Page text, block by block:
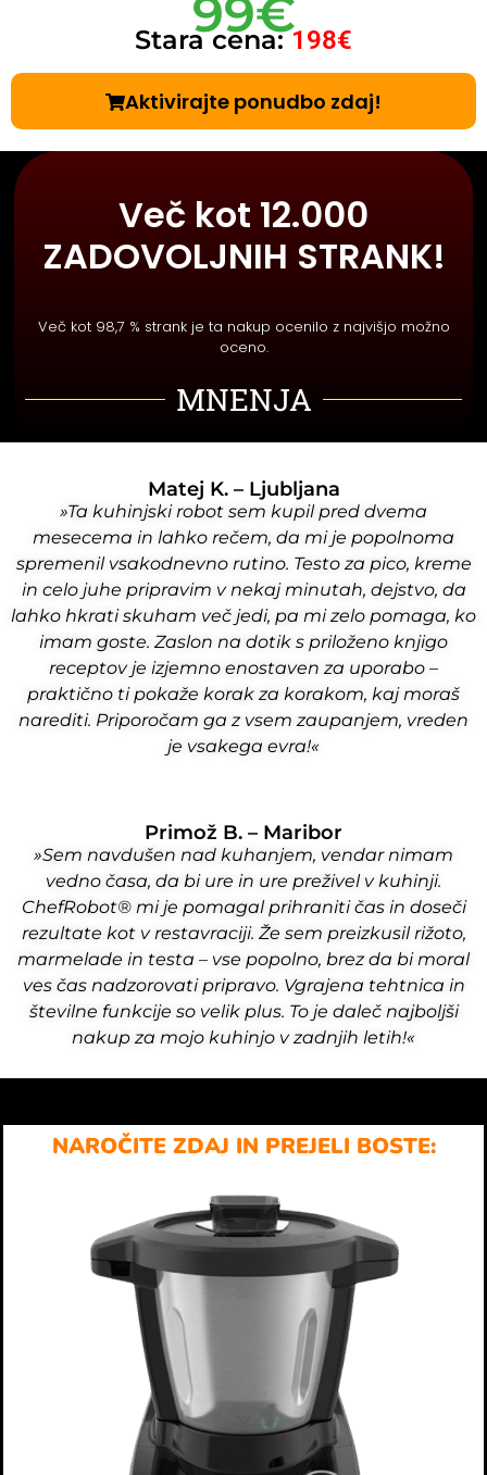
99€
Stara cena: 198€
Aktivirajte ponudbo zdaj!
Več kot 12.000
ZADOVOLJNIH STRANK!
Več kot 98,7 % strank je ta nakup ocenilo z najvišjo možno
oceno.
MNENJA
Matej K. – Ljubljana
»Ta kuhinjski robot sem kupil pred dvema
mesecema in lahko rečem, da mi je popolnoma
spremenil vsakodnevno rutino. Testo za pico, kreme
in celo juhe pripravim v nekaj minutah, dejstvo, da
lahko hkrati skuham več jedi, pa mi zelo pomaga, ko
imam goste. Zaslon na dotik s priloženo knjigo
receptov je izjemno enostaven za uporabo –
praktično ti pokaže korak za korakom, kaj moraš
narediti. Priporočam ga z vsem zaupanjem, vreden
je vsakega evra!«
Primož B. – Maribor
»Sem navdušen nad kuhanjem, vendar nimam
vedno časa, da bi ure in ure preživel v kuhinji.
ChefRobot® mi je pomagal prihraniti čas in doseči
rezultate kot v restavraciji. Že sem preizkusil rižoto,
marmelade in testa – vse popolno, brez da bi moral
ves čas nadzorovati pripravo. Vgrajena tehtnica in
številne funkcije so velik plus. To je daleč najboljši
nakup za mojo kuhinjo v zadnjih letih!«
NAROČITE ZDAJ IN PREJELI BOSTE: